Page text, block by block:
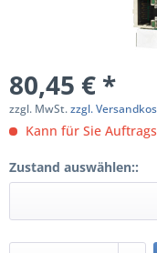
80,45 € *
zzgl. MwSt.zzgl.
Kann für Sie
Zustand auswählen::